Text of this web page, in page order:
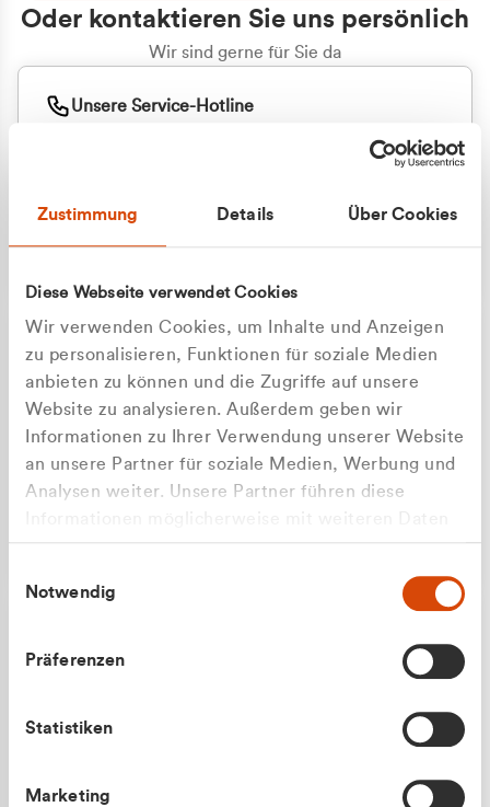
Zustimmung Details Über Cookies
Diese Webseite verwendet Cookies
Wir verwenden Cookies, um Inhalte und Anzeigen
zu personalisieren, Funktionen für soziale Medien
anbieten zu können und die Zugriffe auf unsere
Website zu analysieren. Außerdem geben wir
Informationen zu Ihrer Verwendung unserer Website
an unsere Partner für soziale Medien, Werbung und
Analysen weiter. Unsere Partner führen diese
gesammelt haben.
Notwendig
Präferenzen
Statistiken
Marketing
Oder kontaktieren Sie uns persönlich
Wir sind gerne für Sie da
Unsere Service-Hotline
+49 177 8376058
Apilash Balanesan